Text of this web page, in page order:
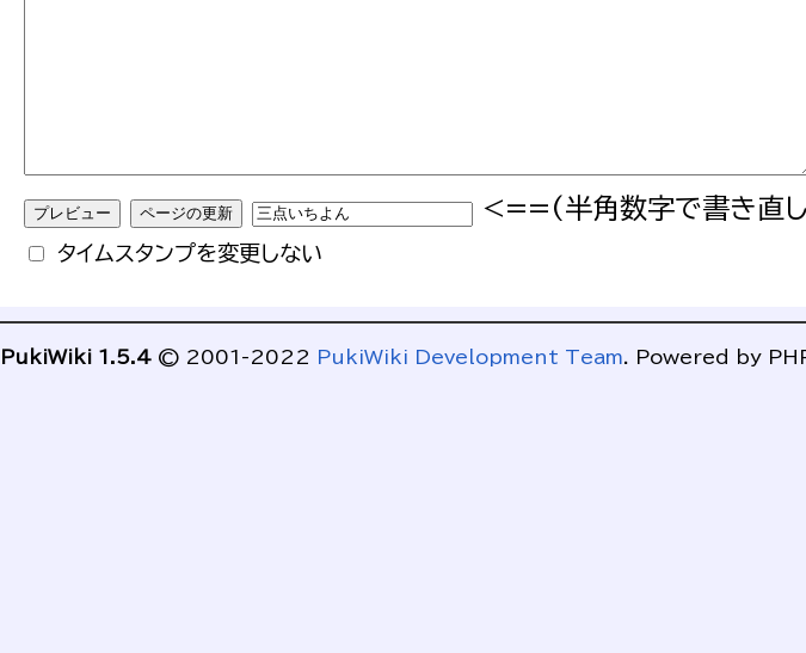
<==(半角数字で書き直
タイムスタンプを変更しない
PukiWiki 1.5.4 © 2001-2022 PukiWiki Development Team. Powered by